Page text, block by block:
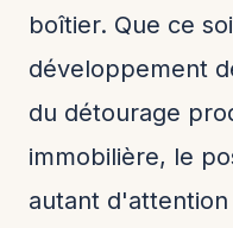
boîtier. Que ce
développement
du détourage
immobilière, le
autant